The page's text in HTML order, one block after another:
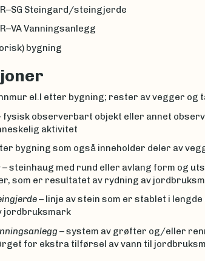
Steingard/steingjerde
Vanningsanlegg
bygning
el.l etter bygning; rester av vegger og
fysisk observerbart objekt eller annet
aktivitet
bygning som også inneholder deler av
– steinhaug med rund eller avlang form og
som er resultatet av rydning av
– linje av stein som er stablet i
jordbruksmark
– system av grøfter og/eller
for ekstra tilførsel av vann til